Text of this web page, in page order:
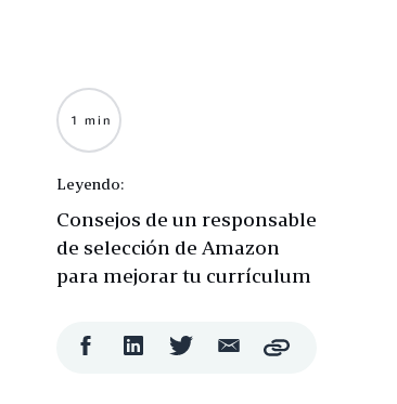
1 min
Leyendo:
Consejos de un responsable
de selección de Amazon
para mejorar tu currículum
CompartirCompartirCompartirCompartir
Copy